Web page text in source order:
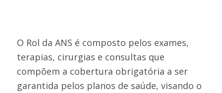
O Rol da ANS é composto pelos exames,
terapias, cirurgias e consultas que
compõem a cobertura obrigatória a ser
garantida pelos planos de saúde, visando o